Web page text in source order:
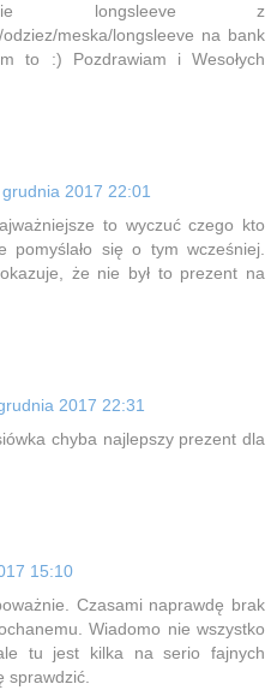
longsleeve z
meska/longsleeve na bank
to :) Pozdrawiam i Wesołych
2017 22:01
to wyczuć czego kto
pomyślało się o tym wcześniej.
że nie był to prezent na
2017 22:31
chyba najlepszy prezent dla
15:10
Czasami naprawdę brak
Wiadomo nie wszystko
tu jest kilka na serio fajnych
sprawdzić.